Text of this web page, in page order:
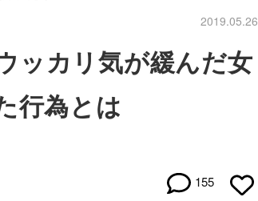
2019.05.26
ッカリ気が緩んだ女
行為とは
155